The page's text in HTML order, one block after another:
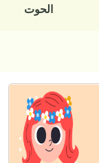
الحوت